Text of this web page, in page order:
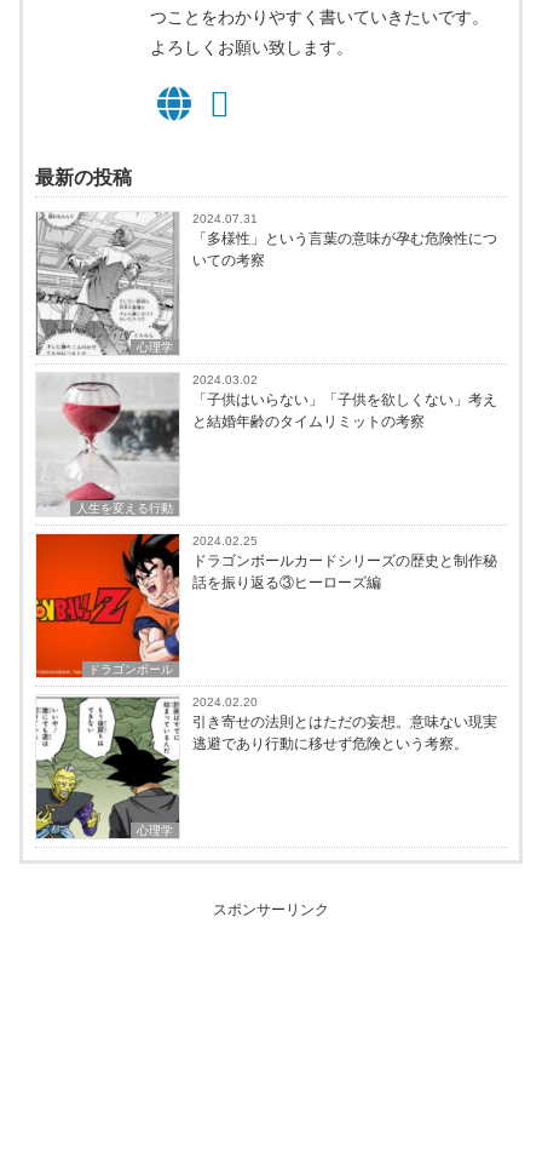
つことをわかりやすく書いていきたいです。
よろしくお願い致します。
最新の投稿
心理学
2024.07.31
「多様性」という言葉の意味が孕む危険性につ
いての考察
人生を変える行動
2024.03.02
「子供はいらない」「子供を欲しくない」考え
と結婚年齢のタイムリミットの考察
ドラゴンボール
2024.02.25
ドラゴンボールカードシリーズの歴史と制作秘
話を振り返る③ヒーローズ編
心理学
2024.02.20
引き寄せの法則とはただの妄想。意味ない現実
逃避であり行動に移せず危険という考察。
スポンサーリンク